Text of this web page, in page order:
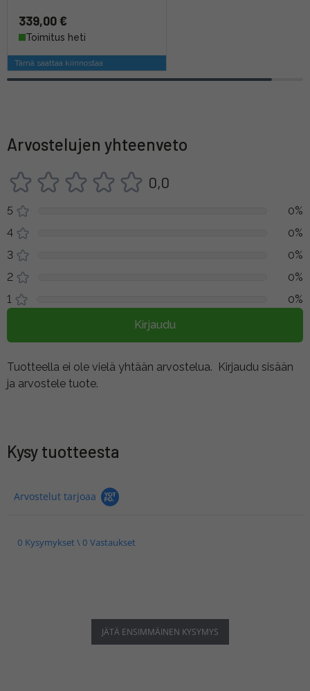
339,00 €
Toimitus heti
Tämä saattaa kiinnostaa
Arvostelujen yhteenveto
0,0
5
0%
4
0%
3
0%
2
0%
1
0%
Kirjaudu
Tuotteella ei ole vielä yhtään arvostelua. Kirjaudu sisään
ja arvostele tuote.
Kysy tuotteesta
Arvostelut tarjoaa
0 Kysymykset \ 0 Vastaukset
JÄTÄ ENSIMMÄINEN KYSYMYS